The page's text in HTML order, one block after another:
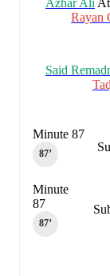
Rayan
Said
Minute 87
87‎’‎
Minute
87
87‎’‎